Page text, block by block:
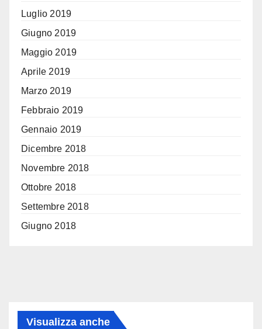
Luglio 2019
Giugno 2019
Maggio 2019
Aprile 2019
Marzo 2019
Febbraio 2019
Gennaio 2019
Dicembre 2018
Novembre 2018
Ottobre 2018
Settembre 2018
Giugno 2018
Visualizza anche